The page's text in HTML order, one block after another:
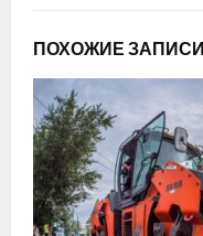
ПОХОЖИЕ ЗАПИСИ